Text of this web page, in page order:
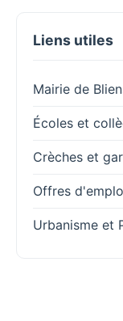
Liens utiles
Mairie de
Écoles et
Crèches et
Offres
Urbanisme et